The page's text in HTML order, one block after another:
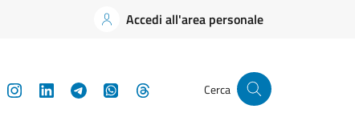
Accedi all'area personale
YouTubeInstagramLinkedInTelegramWhatsApp Cerca